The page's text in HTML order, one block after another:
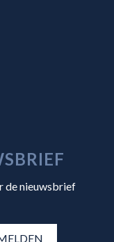
de nieuwsbrief